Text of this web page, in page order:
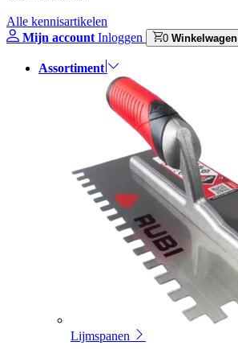
Alle kennisartikelen
Mijn account Inloggen 0 Winkelwagen
Assortiment
Lijmspanen